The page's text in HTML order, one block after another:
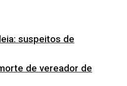
suspeitos de
de vereador de